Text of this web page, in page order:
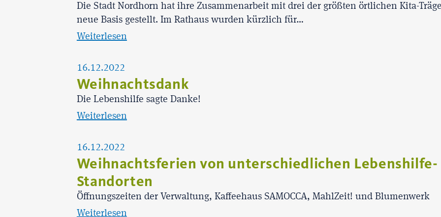
Die Stadt Nordhorn hat ihre Zusammenarbeit mit drei der größten örtlichen Kita-
neue Basis gestellt. Im Rathaus wurden kürzlich für…
Weiterlesen
16.12.2022
Weihnachtsdank
Die Lebenshilfe sagte Danke!
Weiterlesen
16.12.2022
Weihnachtsferien von unterschiedlichen Lebenshilfe-
Standorten
Öffnungszeiten der Verwaltung, Kaffeehaus SAMOCCA, MahlZeit! und Blumenwerk
Weiterlesen